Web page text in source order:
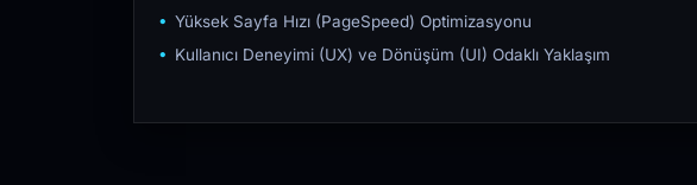
Yüksek Sayfa Hızı (PageSpeed) Optimizasyonu
Kullanıcı Deneyimi (UX) ve Dönüşüm (UI) Odaklı Yaklaşım